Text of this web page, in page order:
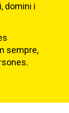
domini i
sempre,